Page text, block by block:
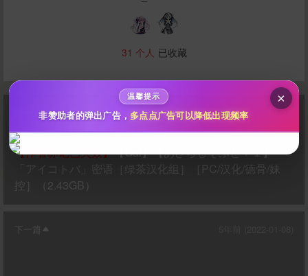
分
500 分
秒传文本链接
31 个人 已收藏
上一篇 5年前 (2022-01-08)
【作者标记已失效】【Gal】【あざらしそふと＋１】
「アイコトバ」密语［绿茶汉化组］［PC/汉化/德骨/妹
控］（2.43GB）
下一篇
×
温馨提示
非赞助者的弹出广告， 多点点广告可以降低出现频率